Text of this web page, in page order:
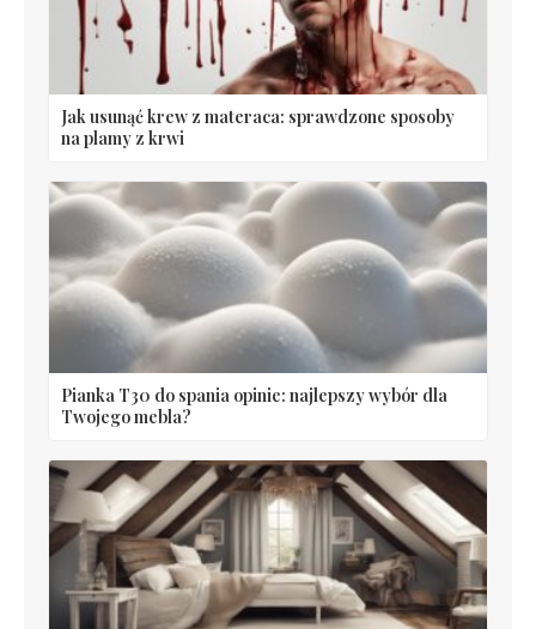
Jak usunąć krew z materaca: sprawdzone sposoby
na plamy z krwi
Pianka T30 do spania opinie: najlepszy wybór dla
Twojego mebla?